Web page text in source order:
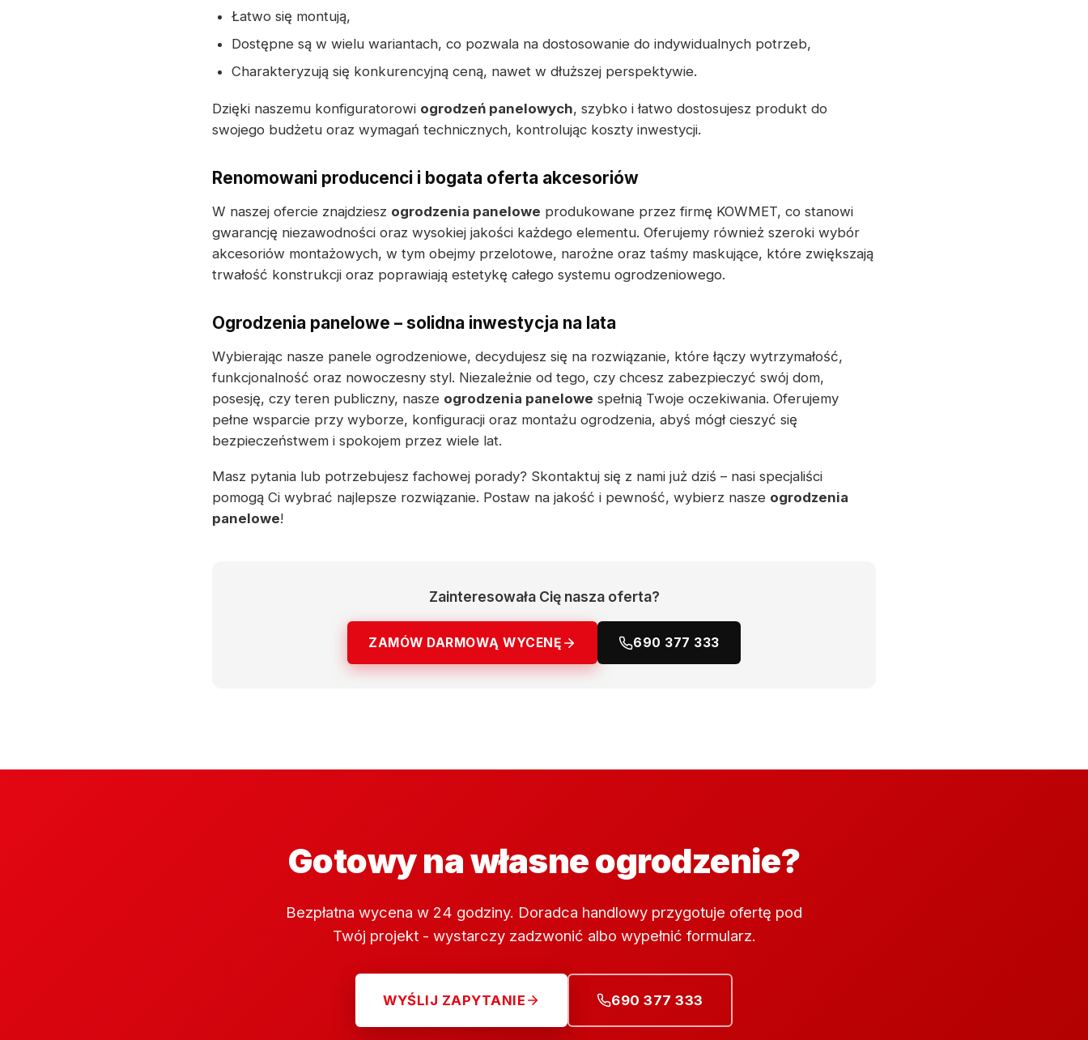
Łatwo się montują,
Dostępne są w wielu wariantach, co pozwala na dostosowanie do indywidualnych potrzeb,
Charakteryzują się konkurencyjną ceną, nawet w dłuższej perspektywie.
Dzięki naszemu konfiguratorowi ogrodzeń panelowych, szybko i łatwo dostosujesz produkt do
swojego budżetu oraz wymagań technicznych, kontrolując koszty inwestycji.
Renomowani producenci i bogata oferta akcesoriów
W naszej ofercie znajdziesz ogrodzenia panelowe produkowane przez firmę KOWMET, co stanowi
gwarancję niezawodności oraz wysokiej jakości każdego elementu. Oferujemy również szeroki wybór
akcesoriów montażowych, w tym obejmy przelotowe, narożne oraz taśmy maskujące, które zwiększają
trwałość konstrukcji oraz poprawiają estetykę całego systemu ogrodzeniowego.
Ogrodzenia panelowe – solidna inwestycja na lata
Wybierając nasze panele ogrodzeniowe, decydujesz się na rozwiązanie, które łączy wytrzymałość,
funkcjonalność oraz nowoczesny styl. Niezależnie od tego, czy chcesz zabezpieczyć swój dom,
posesję, czy teren publiczny, nasze ogrodzenia panelowe spełnią Twoje oczekiwania. Oferujemy
pełne wsparcie przy wyborze, konfiguracji oraz montażu ogrodzenia, abyś mógł cieszyć się
bezpieczeństwem i spokojem przez wiele lat.
Masz pytania lub potrzebujesz fachowej porady? Skontaktuj się z nami już dziś – nasi specjaliści
pomogą Ci wybrać najlepsze rozwiązanie. Postaw na jakość i pewność, wybierz nasze ogrodzenia
panelowe!
Zainteresowała Cię nasza oferta?
ZAMÓW DARMOWĄ WYCENĘ 690 377 333
Gotowy na własne ogrodzenie?
Bezpłatna wycena w 24 godziny. Doradca handlowy przygotuje ofertę pod
Twój projekt - wystarczy zadzwonić albo wypełnić formularz.
WYŚLIJ ZAPYTANIE 690 377 333